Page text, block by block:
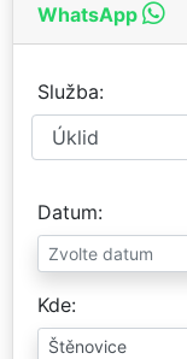
WhatsApp
Služba
Datum
Kde